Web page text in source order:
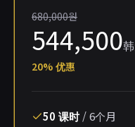
680,000원
544,500
20% 优惠
50 课时/6个月